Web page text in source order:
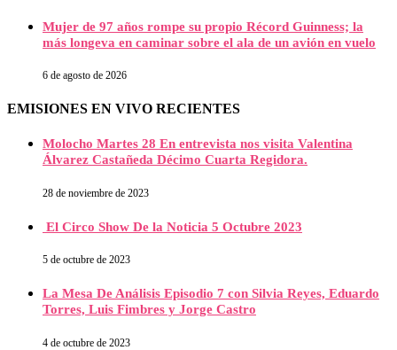
Mujer de 97 años rompe su propio Récord Guinness; la
más longeva en caminar sobre el ala de un avión en vuelo
6 de agosto de 2026
EMISIONES EN VIVO RECIENTES
Molocho Martes 28 En entrevista nos visita Valentina
Álvarez Castañeda Décimo Cuarta Regidora.
28 de noviembre de 2023
El Circo Show De la Noticia 5 Octubre 2023
5 de octubre de 2023
La Mesa De Análisis Episodio 7 con Silvia Reyes, Eduardo
Torres, Luis Fimbres y Jorge Castro
4 de octubre de 2023